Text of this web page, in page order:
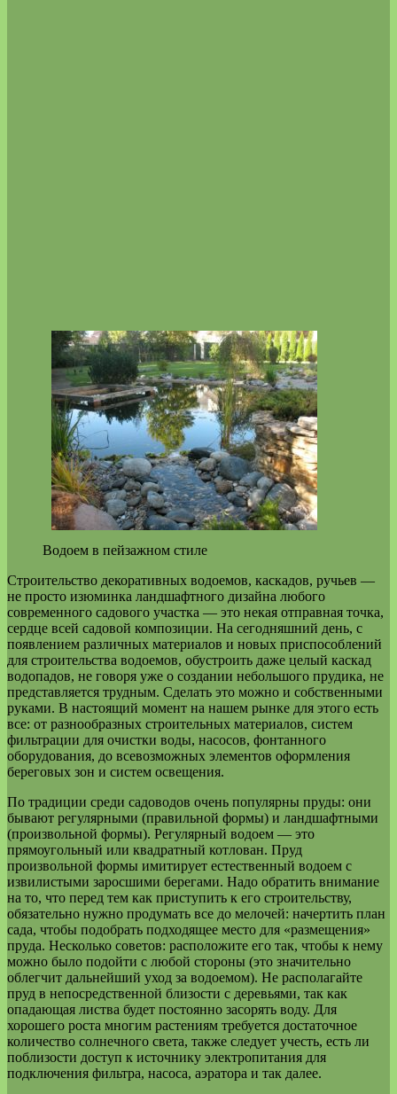
Водоем в пейзажном стиле
Строительство декоративных водоемов, каскадов, ручьев —
не просто изюминка ландшафтного дизайна любого
современного садового участка — это некая отправная точка,
сердце всей садовой композиции. На сегодняшний день, с
появлением различных материалов и новых приспособлений
для строительства водоемов, обустроить даже целый каскад
водопадов, не говоря уже о создании небольшого прудика, не
представляется трудным. Сделать это можно и собственными
руками. В настоящий момент на нашем рынке для этого есть
все: от разнообразных строительных материалов, систем
фильтрации для очистки воды, насосов, фонтанного
оборудования, до всевозможных элементов оформления
береговых зон и систем освещения.
По традиции среди садоводов очень популярны пруды: они
бывают регулярными (правильной формы) и ландшафтными
(произвольной формы). Регулярный водоем — это
прямоугольный или квадратный котлован. Пруд
произвольной формы имитирует естественный водоем с
извилистыми заросшими берегами. Надо обратить внимание
на то, что перед тем как приступить к его строительству,
обязательно нужно продумать все до мелочей: начертить план
сада, чтобы подобрать подходящее место для «размещения»
пруда. Несколько советов: расположите его так, чтобы к нему
можно было подойти с любой стороны (это значительно
облегчит дальнейший уход за водоемом). Не располагайте
пруд в непосредственной близости с деревьями, так как
опадающая листва будет постоянно засорять воду. Для
хорошего роста многим растениям требуется достаточное
количество солнечного света, также следует учесть, есть ли
поблизости доступ к источнику электропитания для
подключения фильтра, насоса, аэратора и так далее.